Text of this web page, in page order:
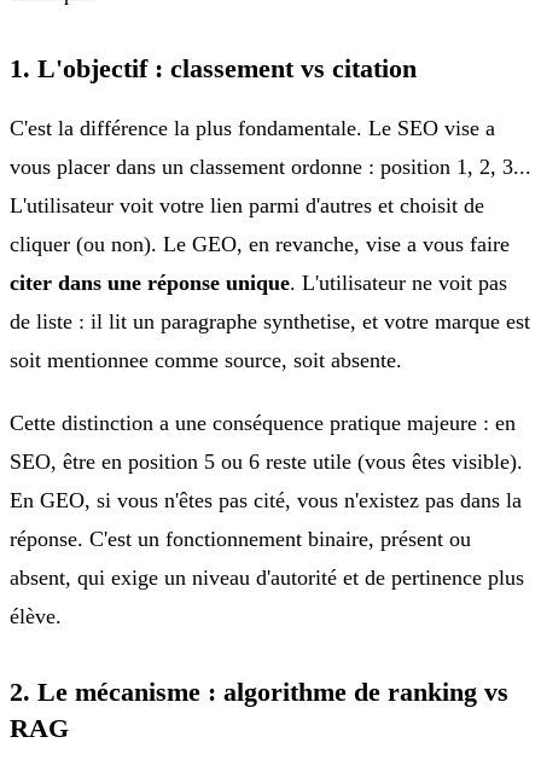
1. L'objectif : classement vs citation
C'est la différence la plus fondamentale. Le SEO vise a
vous placer dans un classement ordonne : position 1, 2, 3...
L'utilisateur voit votre lien parmi d'autres et choisit de
cliquer (ou non). Le GEO, en revanche, vise a vous faire
citer dans une réponse unique. L'utilisateur ne voit pas
de liste : il lit un paragraphe synthetise, et votre marque est
soit mentionnee comme source, soit absente.
Cette distinction a une conséquence pratique majeure : en
SEO, être en position 5 ou 6 reste utile (vous êtes visible).
En GEO, si vous n'êtes pas cité, vous n'existez pas dans la
réponse. C'est un fonctionnement binaire, présent ou
absent, qui exige un niveau d'autorité et de pertinence plus
élève.
2. Le mécanisme : algorithme de ranking vs
RAG